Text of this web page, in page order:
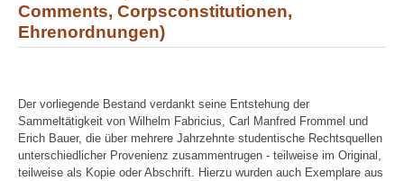
Comments, Corpsconstitutionen,
Ehrenordnungen)
Der vorliegende Bestand verdankt seine Entstehung der
Sammeltätigkeit von Wilhelm Fabricius, Carl Manfred Frommel und
Erich Bauer, die über mehrere Jahrzehnte studentische Rechtsquellen
unterschiedlicher Provenienz zusammentrugen - teilweise im Original,
teilweise als Kopie oder Abschrift. Hierzu wurden auch Exemplare aus